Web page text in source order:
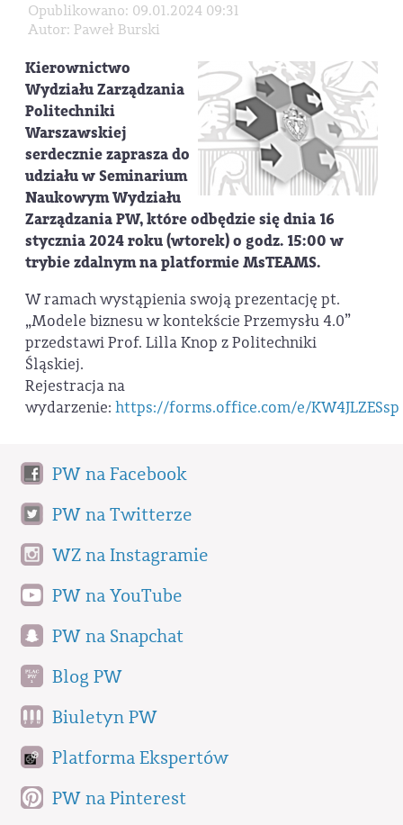
Opublikowano: 09.01.2024 09:31
Autor: Paweł Burski
Kierownictwo
Wydziału Zarządzania
Politechniki
Warszawskiej
serdecznie zaprasza do
udziału w Seminarium
Naukowym Wydziału
Zarządzania PW, które odbędzie się dnia 16
stycznia 2024 roku (wtorek) o godz. 15:00 w
trybie zdalnym na platformie MsTEAMS.
W ramach wystąpienia swoją prezentację pt.
„Modele biznesu w kontekście Przemysłu 4.0”
przedstawi Prof. Lilla Knop z Politechniki
Śląskiej.
Rejestracja na
wydarzenie: https://forms.office.com/e/KW4JLZESsp
PW na Facebook
PW na Twitterze
WZ na Instagramie
PW na YouTube
PW na Snapchat
Blog PW
Biuletyn PW
Platforma Ekspertów
PW na Pinterest